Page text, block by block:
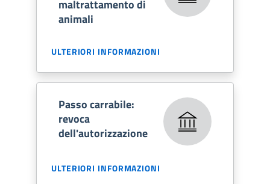
maltrattamento di
animali
ULTERIORI INFORMAZIONI
Passo carrabile:
revoca
dell'autorizzazione
ULTERIORI INFORMAZIONI